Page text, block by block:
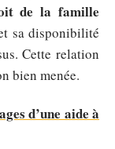
de la famille
sa disponibilité
Cette relation
bien menée.
d’une aide à